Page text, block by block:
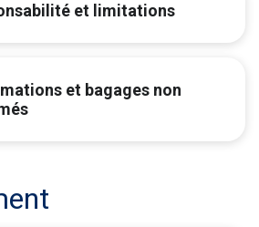
et limitations
et bagages non